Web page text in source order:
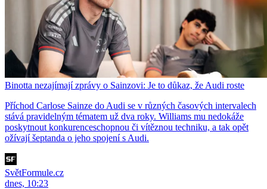
Binotta nezajímají zprávy o Sainzovi: Je to důkaz, že Audi roste
Příchod Carlose Sainze do Audi se v různých časových intervalech
stává pravidelným tématem už dva roky. Williams mu nedokáže
poskytnout konkurenceschopnou či vítěznou techniku, a tak opět
ožívají šeptanda o jeho spojení s Audi.
SvětFormule.cz
dnes, 10:23